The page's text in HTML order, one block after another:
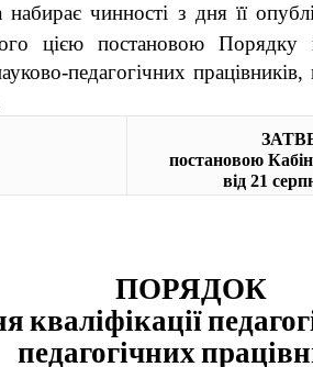
чинності з дня її
цією постановою Порядку
педагогічних
постановою
від 21
ПОРЯДОК
кваліфікації
педагогічних